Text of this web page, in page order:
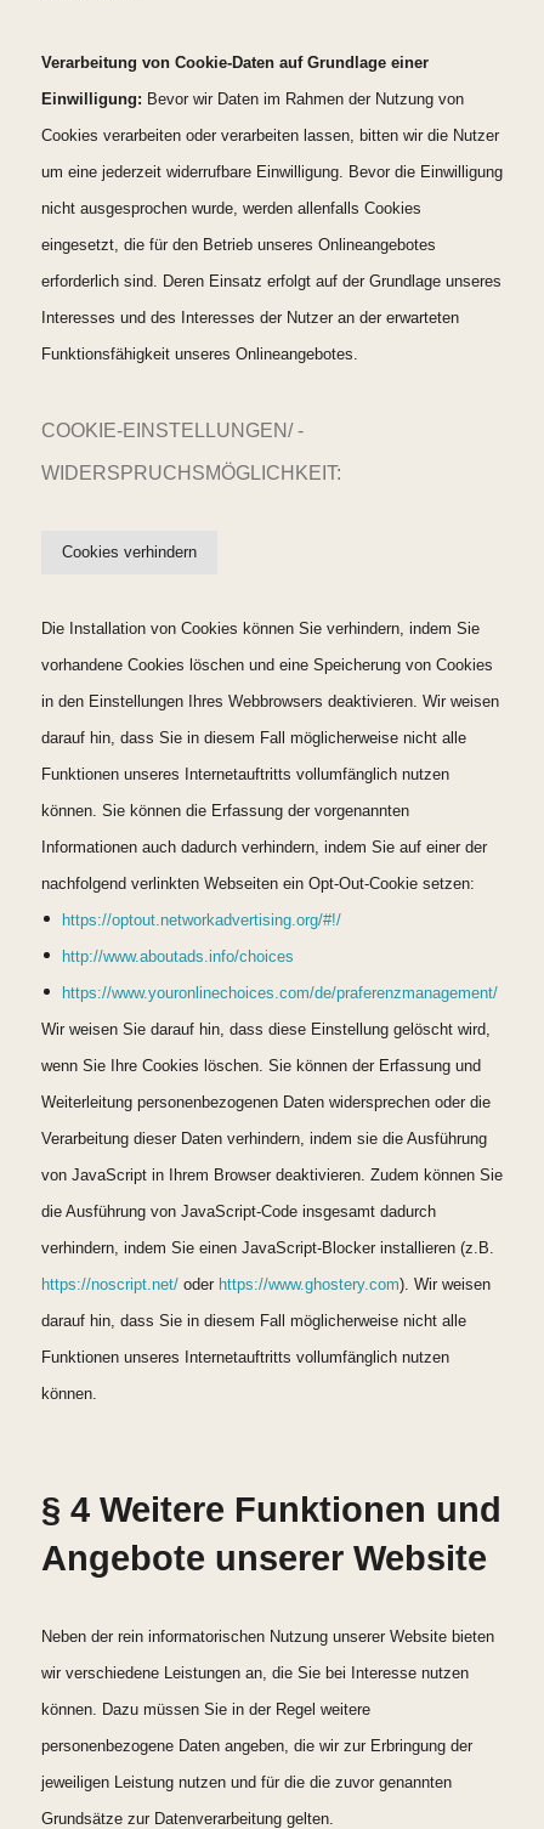
Verarbeitung von Cookie-Daten auf Grundlage einer
Einwilligung: Bevor wir Daten im Rahmen der Nutzung von
Cookies verarbeiten oder verarbeiten lassen, bitten wir die Nutzer
um eine jederzeit widerrufbare Einwilligung. Bevor die Einwilligung
nicht ausgesprochen wurde, werden allenfalls Cookies
eingesetzt, die für den Betrieb unseres Onlineangebotes
erforderlich sind. Deren Einsatz erfolgt auf der Grundlage unseres
Interesses und des Interesses der Nutzer an der erwarteten
Funktionsfähigkeit unseres Onlineangebotes.
COOKIE-EINSTELLUNGEN/ -
WIDERSPRUCHSMÖGLICHKEIT:
Cookies verhindern
Die Installation von Cookies können Sie verhindern, indem Sie
vorhandene Cookies löschen und eine Speicherung von Cookies
in den Einstellungen Ihres Webbrowsers deaktivieren. Wir weisen
darauf hin, dass Sie in diesem Fall möglicherweise nicht alle
Funktionen unseres Internetauftritts vollumfänglich nutzen
können. Sie können die Erfassung der vorgenannten
Informationen auch dadurch verhindern, indem Sie auf einer der
nachfolgend verlinkten Webseiten ein Opt-Out-Cookie setzen:
https://optout.networkadvertising.org/#!/
http://www.aboutads.info/choices
https://www.youronlinechoices.com/de/praferenzmanagement/
Wir weisen Sie darauf hin, dass diese Einstellung gelöscht wird,
wenn Sie Ihre Cookies löschen. Sie können der Erfassung und
Weiterleitung personenbezogenen Daten widersprechen oder die
Verarbeitung dieser Daten verhindern, indem sie die Ausführung
von JavaScript in Ihrem Browser deaktivieren. Zudem können Sie
die Ausführung von JavaScript-Code insgesamt dadurch
verhindern, indem Sie einen JavaScript-Blocker installieren (z.B.
https://noscript.net/oder https://www.ghostery.com). Wir weisen
darauf hin, dass Sie in diesem Fall möglicherweise nicht alle
Funktionen unseres Internetauftritts vollumfänglich nutzen
können.
§ 4 Weitere Funktionen und
Angebote unserer Website
Neben der rein informatorischen Nutzung unserer Website bieten
wir verschiedene Leistungen an, die Sie bei Interesse nutzen
können. Dazu müssen Sie in der Regel weitere
personenbezogene Daten angeben, die wir zur Erbringung der
jeweiligen Leistung nutzen und für die die zuvor genannten
Grundsätze zur Datenverarbeitung gelten.